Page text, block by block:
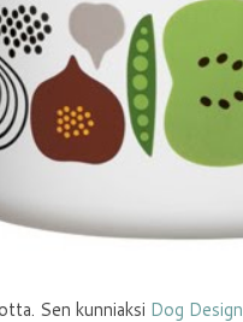
Sen kunniaksi Dog Design